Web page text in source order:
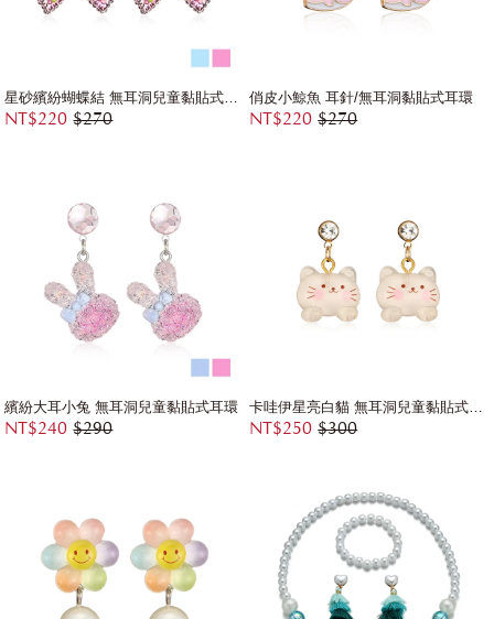
星砂繽紛蝴蝶結 無耳洞兒童黏貼式耳環
NT$220 $270
俏皮小鯨魚 耳針/無耳洞黏貼式耳環
NT$220 $270
繽紛大耳小兔 無耳洞兒童黏貼式耳環
NT$240 $290
卡哇伊星亮白貓 無耳洞兒童黏貼式耳環
NT$250 $300